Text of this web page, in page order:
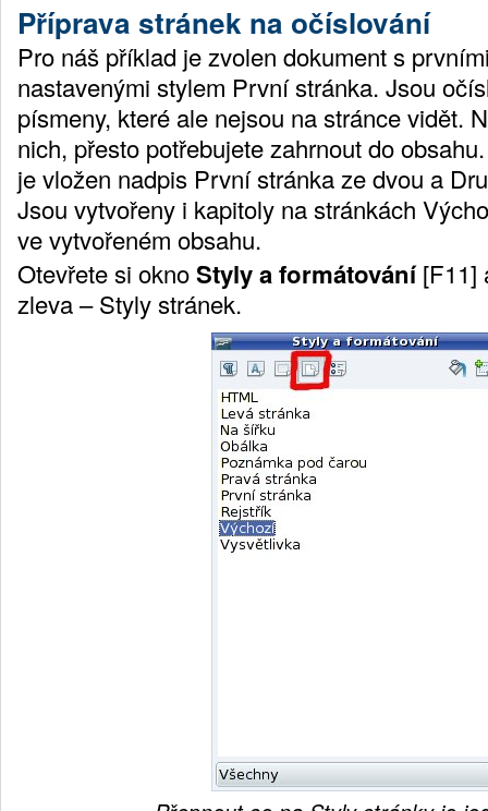
Příprava stránek na očíslování
Pro náš příklad je zvolen dokument s
nastavenými stylem První stránka. Jsou
písmeny, které ale nejsou na stránce vidět.
nich, přesto potřebujete zahrnout do
je vložen nadpis První stránka ze dvou a
Jsou vytvořeny i kapitoly na stránkách
ve vytvořeném obsahu.
Otevřete si oknoStyly a formátování[F11]
zleva –Styly stránek.